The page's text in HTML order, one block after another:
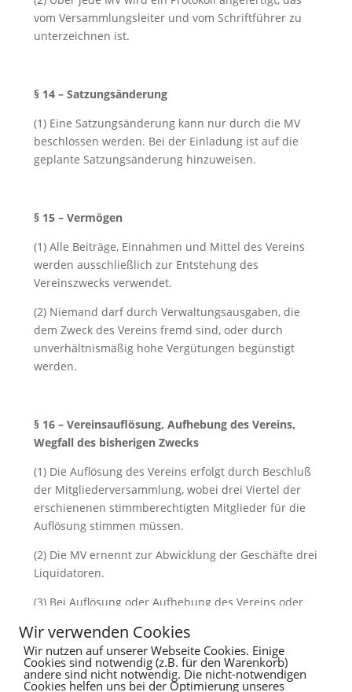
vom Versammlungsleiter und vom Schriftführer zu
unterzeichnen ist.
§ 14 – Satzungsänderung
(1) Eine Satzungsänderung kann nur durch die MV
beschlossen werden. Bei der Einladung ist auf die
geplante Satzungsänderung hinzuweisen.
§ 15 – Vermögen
(1) Alle Beiträge, Einnahmen und Mittel des Vereins
werden ausschließlich zur Entstehung des
Vereinszwecks verwendet.
(2) Niemand darf durch Verwaltungsausgaben, die
dem Zweck des Vereins fremd sind, oder durch
unverhältnismäßig hohe Vergütungen begünstigt
werden.
§ 16 – Vereinsauflösung, Aufhebung des Vereins,
Wegfall des bisherigen Zwecks
(1) Die Auflösung des Vereins erfolgt durch Beschluß
der Mitgliederversammlung, wobei drei Viertel der
erschienenen stimmberechtigten Mitglieder für die
Auflösung stimmen müssen.
(2) Die MV ernennt zur Abwicklung der Geschäfte drei
Liquidatoren.
(3) Bei Auflösung oder Aufhebung des Vereins oder
Dorfvereins fällt das Vermögen des LDV an eine
steuerbegünstigte Körperschaft, die das Vermögen
zu karitativen Zwecken zu verwenden hat.
Wir verwenden Cookies
Wir nutzen auf unserer Webseite Cookies. Einige
Cookies sind notwendig (z.B. für den Warenkorb)
andere sind nicht notwendig. Die nicht-notwendigen
Cookies helfen uns bei der Optimierung unseres